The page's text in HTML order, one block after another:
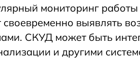
мониторинг
своевременно выявлять
СКУД может быть
и другими